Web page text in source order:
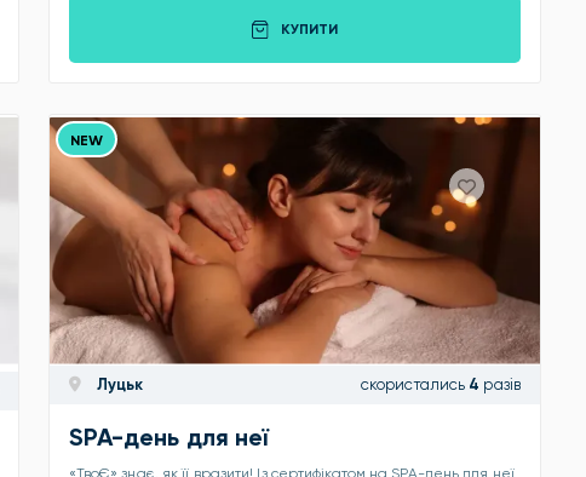
КУПИТИ
NEW
Луцьк скористались 4 разів
SPA-день для неї
«ТвоЄ» знає, як її вразити! Із сертифікатом на SPA-день для неї